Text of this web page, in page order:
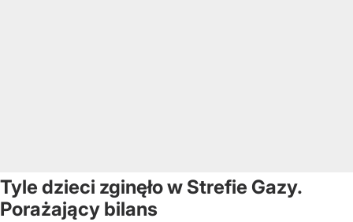
Tyle dzieci zginęło w Strefie Gazy.
Porażający bilans